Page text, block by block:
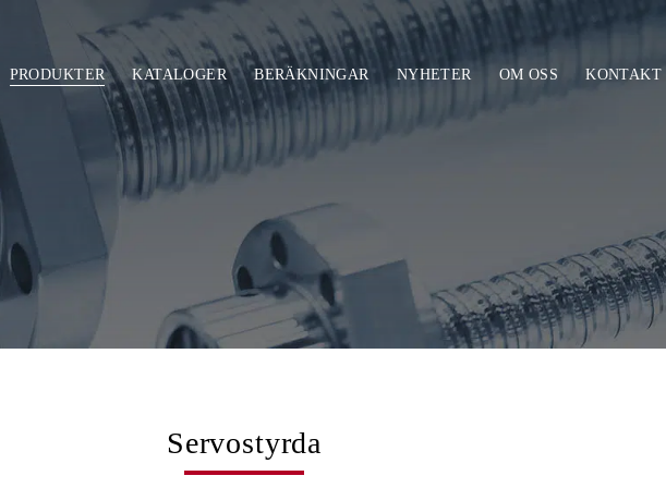
PRODUKTER
Skruvdomkrafter
Klassisk skruvdomkraft
KATALOGER BERÄKNINGAR NYHETER OM OSS KONTAKT
Servostyrda